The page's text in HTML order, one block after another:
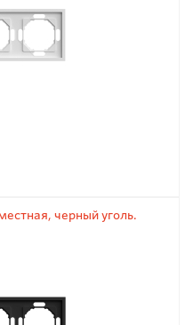
черный уголь.